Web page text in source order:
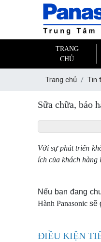
TRANG
CHỦ
Trang chủ Tin
Sữa chữa, bảo
Với sự phát triển
ích của khách hàng
Nếu bạn đang
Hành Panasonic sẽ
ĐIỀU KIỆN